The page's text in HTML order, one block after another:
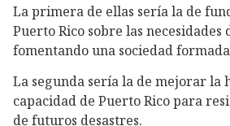
La primera de ellas sería la de
Puerto Rico sobre las necesidades
fomentando una sociedad
La segunda sería la de mejorar la
capacidad de Puerto Rico para
de futuros desastres.